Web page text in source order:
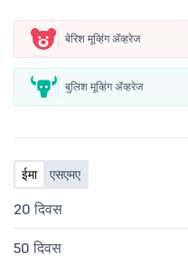
बेरिश मूव्हिंग ॲव्हरेज
बुलिश मूव्हिंग ॲव्हरेज
ईमा एसएमए
20 दिवस
50 दिवस